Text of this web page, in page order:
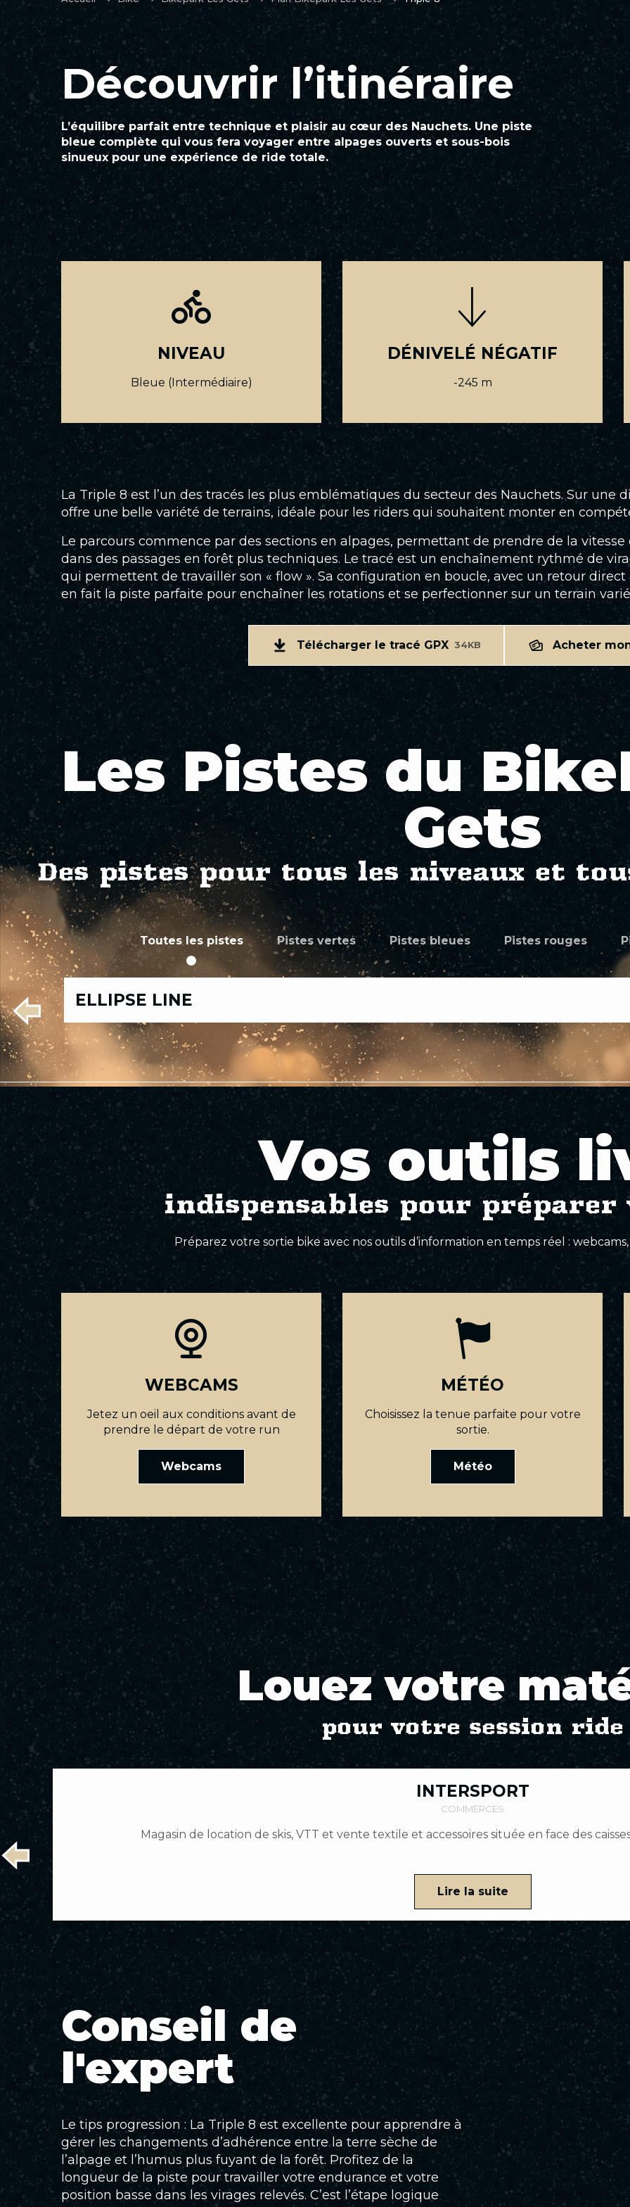
Découvrir l’itinéraire
L’équilibre parfait entre technique et plaisir au cœur des Nauchets. Une piste
bleue complète qui vous fera voyager entre alpages ouverts et sous-bois
sinueux pour une expérience de ride totale.
NIVEAU
Bleue (Intermédiaire)
DÉNIVELÉ NÉGATIF
-245 m
La Triple 8 est l’un des tracés les plus emblématiques du secteur des Nauchets. Sur une
offre une belle variété de terrains, idéale pour les riders qui souhaitent monter en
Le parcours commence par des sections en alpages, permettant de prendre de la
dans des passages en forêt plus techniques. Le tracé est un enchaînement rythmé de
qui permettent de travailler son « flow ». Sa configuration en boucle, avec un retour
en fait la piste parfaite pour enchaîner les rotations et se perfectionner sur un terrain
Télécharger le tracé GPX 34KB Acheter
Les Pistes du
Gets
Des pistes pour tous les niveaux et
Toutes les pistes Pistes vertes Pistes bleues Pistes rouges
Toutes
les
pistes
ELLIPSE LINE
Pistes
vertes
Pistes
bleues
Pistes
rouges
Pistes
noires
Pistes
Élites
Vos outils
indispensables pour
Préparez votre sortie bike avec nos outils d’information en temps réel : webcams,
WEBCAMS
Jetez un oeil aux conditions avant de
prendre le départ de votre run
Webcams
MÉTÉO
Choisissez la tenue parfaite pour votre
sortie.
Météo
Louez votre
pour votre session ride
INTERSPORT
COMMERCES
Magasin de location de skis, VTT et vente textile et accessoires située en face des
Lire la suite
Conseil de
l'expert
Le tips progression : La Triple 8 est excellente pour apprendre à
gérer les changements d’adhérence entre la terre sèche de
l’alpage et l’humus plus fuyant de la forêt. Profitez de la
longueur de la piste pour travailler votre endurance et votre
position basse dans les virages relevés. C’est l’étape logique